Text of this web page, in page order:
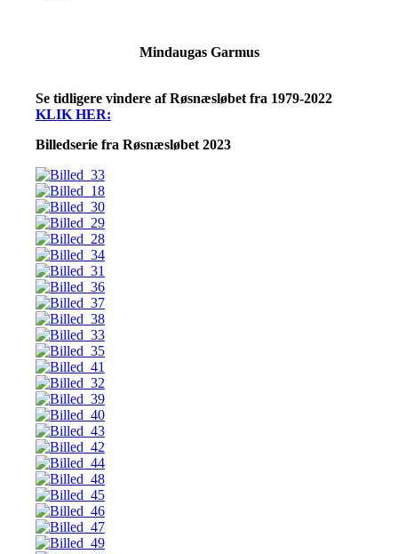
Mindaugas Garmus
Se tidligere vindere af Røsnæsløbet fra 1979-2022
KLIK HER:
Billedserie fra Røsnæsløbet 2023